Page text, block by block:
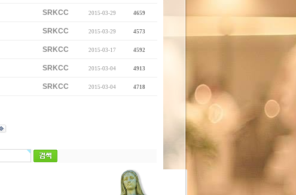
SRKCC 2015-03-29 4659
SRKCC 2015-03-29 4573
SRKCC 2015-03-17 4592
SRKCC 2015-03-04 4913
SRKCC 2015-03-04 4718